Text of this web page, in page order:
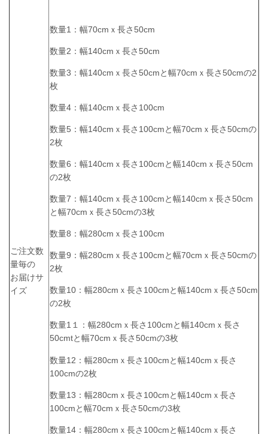
ご注文数
量毎の
お届けサ
イズ
数量1：幅70cmｘ長さ50cm
数量2：幅140cmｘ長さ50cm
数量3：幅140cmｘ長さ50cmと幅70cmｘ長さ50cmの2
枚
数量4：幅140cmｘ長さ100cm
数量5：幅140cmｘ長さ100cmと幅70cmｘ長さ50cmの
2枚
数量6：幅140cmｘ長さ100cmと幅140cmｘ長さ50cm
の2枚
数量7：幅140cmｘ長さ100cmと幅140cmｘ長さ50cm
と幅70cmｘ長さ50cmの3枚
数量8：幅280cmｘ長さ100cm
数量9：幅280cmｘ長さ100cmと幅70cmｘ長さ50cmの
2枚
数量10：幅280cmｘ長さ100cmと幅140cmｘ長さ50cm
の2枚
数量1１：幅280cmｘ長さ100cmと幅140cmｘ長さ
50cmtと幅70cmｘ長さ50cmの3枚
数量12：幅280cmｘ長さ100cmと幅140cmｘ長さ
100cmの2枚
数量13：幅280cmｘ長さ100cmと幅140cmｘ長さ
100cmと幅70cmｘ長さ50cmの3枚
数量14：幅280cmｘ長さ100cmと幅140cmｘ長さ